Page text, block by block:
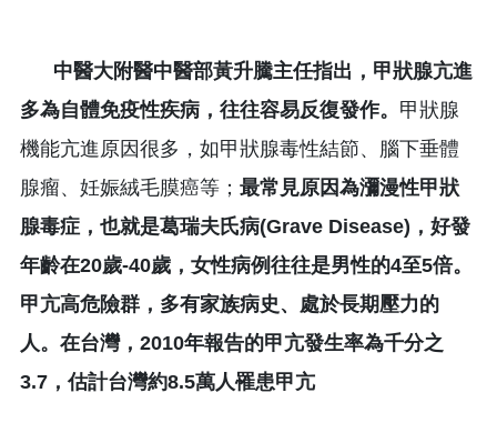
中醫大附醫中醫部黃升騰主任指出，甲狀腺亢進
多為自體免疫性疾病，往往容易反復發作。 甲狀腺
機能亢進原因很多，如甲狀腺毒性結節、腦下垂體
腺瘤、妊娠絨毛膜癌等； 最常見原因為瀰漫性甲狀
腺毒症，也就是葛瑞夫氏病(Grave Disease)，好發
年齡在20歲-40歲，女性病例往往是男性的4至5倍。
甲亢高危險群，多有家族病史、處於長期壓力的
人。在台灣，2010年報告的甲亢發生率為千分之
3.7，估計台灣約8.5萬人罹患甲亢